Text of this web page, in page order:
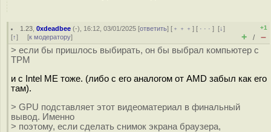
1.23 ,0xdeadbee (-), 16:12, 03/01/2025 [ответить] [ ﹢﹢﹢] [ · · ·][↓]
[↑] [к модератору]
+1
+ / –
> если бы пришлось выбирать, он бы выбрал компьютер с
TPM
и с Intel ME тоже. (либо с его аналогом от AMD забыл как его
там).
> GPU подставляет этот видеоматериал в финальный
вывод. Именно
> поэтому, если сделать снимок экрана браузера,